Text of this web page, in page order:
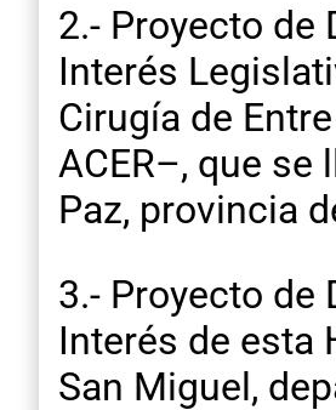
2.- Proyecto de
Interés
Cirugía de
ACER–, que se
Paz, provincia
3.- Proyecto de
Interés de esta
San Miguel,